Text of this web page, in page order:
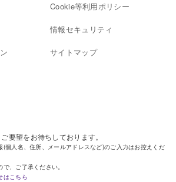
Cookie等利用ポリシー
情報セキュリティ
サイトマップ
要望をお待ちしております。
(個人名、住所、メールアドレスなど)のご入力はお控えくだ
、ご了承ください。
はこちら